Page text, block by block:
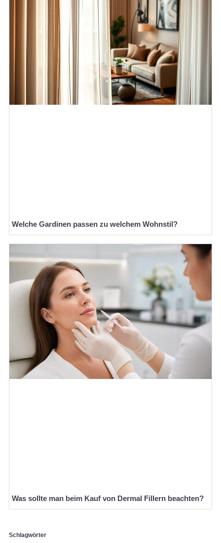
Welche Gardinen passen zu welchem Wohnstil?
Was sollte man beim Kauf von Dermal Fillern beachten?
Schlagwörter